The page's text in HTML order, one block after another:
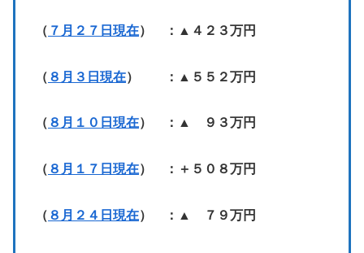
（ ７月２７日現在） ：▲４２３万円
（ ８月３日現在） ：▲５５２万円
（ ８月１０日現在） ：▲ ９３万円
（ ８月１７日現在） ：＋５０８万円
（ ８月２４日現在） ：▲ ７９万円